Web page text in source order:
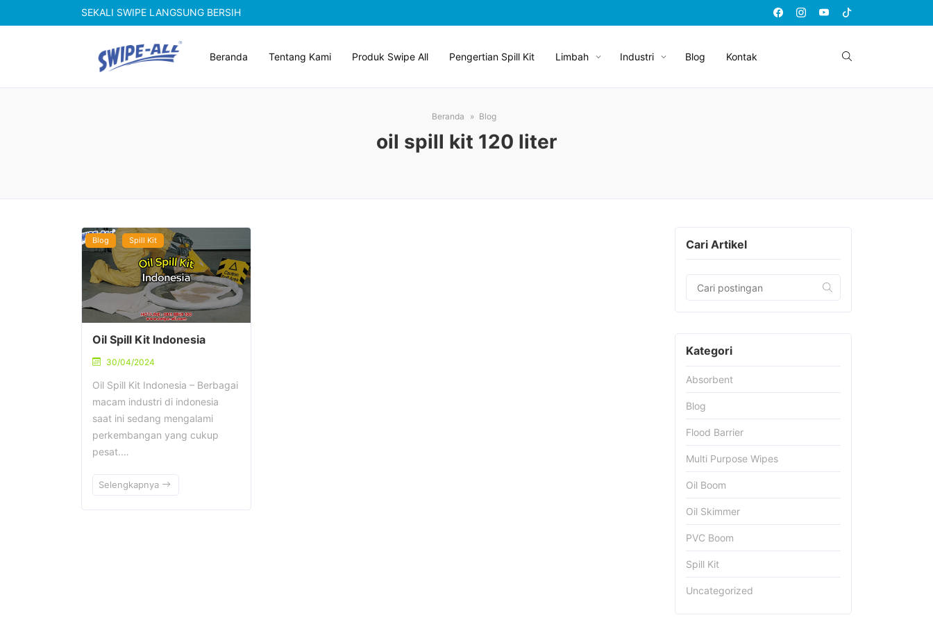
SEKALI SWIPE LANGSUNG BERSIH
Beranda Tentang Kami Produk Swipe All Pengertian Spill Kit Limbah Industri Blog Kontak
Beranda Blog
oil spill kit 120 liter
Blog Spill Kit
Oil Spill Kit Indonesia
30/04/2024
Oil Spill Kit Indonesia – Berbagai
macam industri di indonesia
saat ini sedang mengalami
perkembangan yang cukup
pesat.…
Selengkapnya
Cari Artikel
Kategori
Absorbent
Blog
Flood Barrier
Multi Purpose Wipes
Oil Boom
Oil Skimmer
PVC Boom
Spill Kit
Uncategorized